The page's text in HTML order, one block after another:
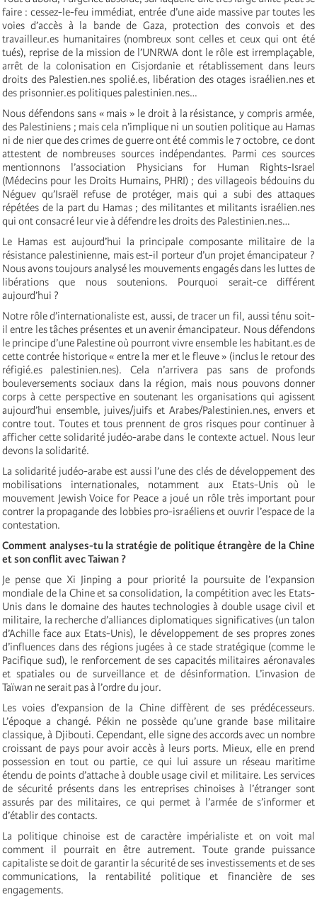
faire : cessez-le-feu immédiat, entrée d’une aide massive par toutes les
voies d’accès à la bande de Gaza, protection des convois et des
travailleur.es humanitaires (nombreux sont celles et ceux qui ont été
tués), reprise de la mission de l’UNRWA dont le rôle est irremplaçable,
arrêt de la colonisation en Cisjordanie et rétablissement dans leurs
droits des Palestien.nes spolié.es, libération des otages israélien.nes et
des prisonnier.es politiques palestinien.nes…
Nous défendons sans « mais » le droit à la résistance, y compris armée,
des Palestiniens ; mais cela n’implique ni un soutien politique au Hamas
ni de nier que des crimes de guerre ont été commis le 7 octobre, ce dont
attestent de nombreuses sources indépendantes. Parmi ces sources
mentionnons l’association Physicians for Human Rights-Israel
(Médecins pour les Droits Humains, PHRI) ; des villageois bédouins du
Néguev qu’Israël refuse de protéger, mais qui a subi des attaques
répétées de la part du Hamas ; des militantes et militants israélien.nes
qui ont consacré leur vie à défendre les droits des Palestinien.nes…
Le Hamas est aujourd’hui la principale composante militaire de la
résistance palestinienne, mais est-il porteur d’un projet émancipateur ?
Nous avons toujours analysé les mouvements engagés dans les luttes de
libérations que nous soutenions. Pourquoi serait-ce différent
aujourd’hui ?
Notre rôle d’internationaliste est, aussi, de tracer un fil, aussi ténu soit-
il entre les tâches présentes et un avenir émancipateur. Nous défendons
le principe d’une Palestine où pourront vivre ensemble les habitant.es de
cette contrée historique « entre la mer et le fleuve » (inclus le retour des
réfigié.es palestinien.nes). Cela n’arrivera pas sans de profonds
bouleversements sociaux dans la région, mais nous pouvons donner
corps à cette perspective en soutenant les organisations qui agissent
aujourd’hui ensemble, juives/juifs et Arabes/Palestinien.nes, envers et
contre tout. Toutes et tous prennent de gros risques pour continuer à
afficher cette solidarité judéo-arabe dans le contexte actuel. Nous leur
devons la solidarité.
La solidarité judéo-arabe est aussi l’une des clés de développement des
mobilisations internationales, notamment aux Etats-Unis où le
mouvement Jewish Voice for Peace a joué un rôle très important pour
contrer la propagande des lobbies pro-israéliens et ouvrir l’espace de la
contestation.
Comment analyses-tu la stratégie de politique étrangère de la Chine
et son conflit avec Taiwan ?
Je pense que Xi Jinping a pour priorité la poursuite de l’expansion
mondiale de la Chine et sa consolidation, la compétition avec les Etats-
Unis dans le domaine des hautes technologies à double usage civil et
militaire, la recherche d’alliances diplomatiques significatives (un talon
d’Achille face aux Etats-Unis), le développement de ses propres zones
d’influences dans des régions jugées à ce stade stratégique (comme le
Pacifique sud), le renforcement de ses capacités militaires aéronavales
et spatiales ou de surveillance et de désinformation. L’invasion de
Taïwan ne serait pas à l’ordre du jour.
Les voies d’expansion de la Chine diffèrent de ses prédécesseurs.
L’époque a changé. Pékin ne possède qu’une grande base militaire
classique, à Djibouti. Cependant, elle signe des accords avec un nombre
croissant de pays pour avoir accès à leurs ports. Mieux, elle en prend
possession en tout ou partie, ce qui lui assure un réseau maritime
étendu de points d’attache à double usage civil et militaire. Les services
de sécurité présents dans les entreprises chinoises à l’étranger sont
assurés par des militaires, ce qui permet à l’armée de s’informer et
d’établir des contacts.
La politique chinoise est de caractère impérialiste et on voit mal
comment il pourrait en être autrement. Toute grande puissance
capitaliste se doit de garantir la sécurité de ses investissements et de ses
communications, la rentabilité politique et financière de ses
engagements.